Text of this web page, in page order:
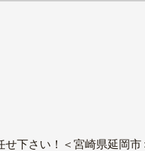
下さい！＜宮崎県延岡市